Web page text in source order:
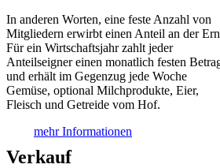
In anderen Worten, eine feste Anzahl von
Mitgliedern erwirbt einen Anteil an der
Für ein Wirtschaftsjahr zahlt jeder
Anteilseigner einen monatlich festen
und erhält im Gegenzug jede Woche
Gemüse, optional Milchprodukte, Eier,
Fleisch und Getreide vom Hof.
mehr Informationen
Verkauf